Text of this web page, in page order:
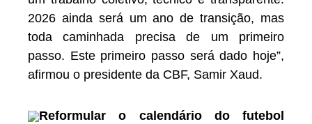
2026 ainda será um ano de transição, mas
toda caminhada precisa de um primeiro
passo. Este primeiro passo será dado hoje”,
afirmou o presidente da CBF, Samir Xaud.
Reformular o calendário do futebol